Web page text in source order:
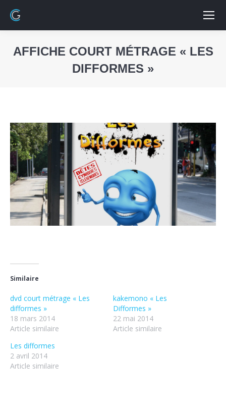
AFFICHE COURT MÉTRAGE « LES
DIFFORMES »
Similaire
dvd court métrage « Les
difformes »
18 mars 2014
Article similaire
kakemono « Les
Difformes »
22 mai 2014
Article similaire
Les difformes
2 avril 2014
Article similaire